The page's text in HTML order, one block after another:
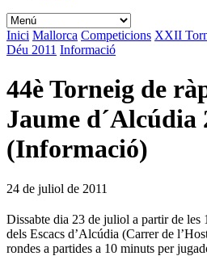
Inici Mallorca Competicions XXII
Déu 2011 Informació
44è Torneig de
Jaume d´Alcúdia
(Informació)
24 de juliol de 2011
Dissabte dia 23 de juliol a partir de les
dels Escacs d’Alcúdia (Carrer de
rondes a partides a 10 minuts per